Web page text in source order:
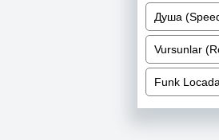
Душа
Vursunlar
Funk